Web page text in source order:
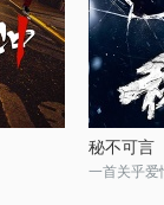
秘不可言
一首关乎爱